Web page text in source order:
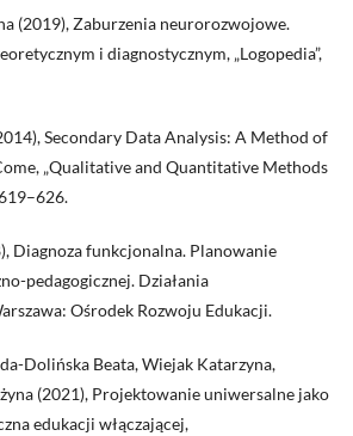
(2019), Zaburzenia neurorozwojowe.
i diagnostycznym, „Logopedia”,
Secondary Data Analysis: A Method of
„Qualitative and Quantitative Methods
Diagnoza funkcjonalna. Planowanie
pedagogicznej. Działania
Ośrodek Rozwoju Edukacji.
Dolińska Beata, Wiejak Katarzyna,
(2021), Projektowanie uniwersalne jako
edukacji włączającej,